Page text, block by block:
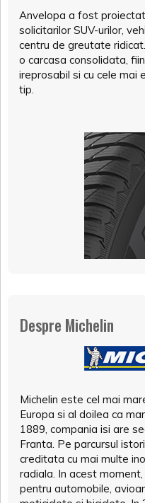
Anvelopa a fost
solicitarilor SUV-urilor,
centru de greutate
o carcasa consolidata,
ireprosabil si cu cele
tip.
Despre Michelin
Michelin este cel mai
Europa si al doilea ca
1889, compania isi are
Franta. Pe parcursul
creditata cu mai multe
radiala. In acest
pentru automobile,